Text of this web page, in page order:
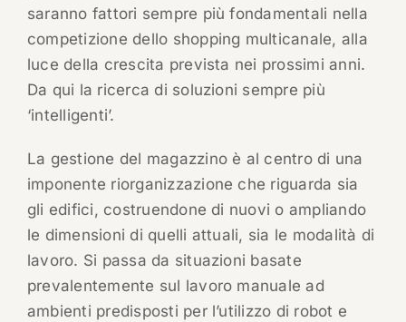
saranno fattori sempre più fondamentali nella
competizione dello shopping multicanale, alla
luce della crescita prevista nei prossimi anni.
Da qui la ricerca di soluzioni sempre più
‘intelligenti’.
La gestione del magazzino è al centro di una
imponente riorganizzazione che riguarda sia
gli edifici, costruendone di nuovi o ampliando
le dimensioni di quelli attuali, sia le modalità di
lavoro. Si passa da situazioni basate
prevalentemente sul lavoro manuale ad
ambienti predisposti per l’utilizzo di robot e